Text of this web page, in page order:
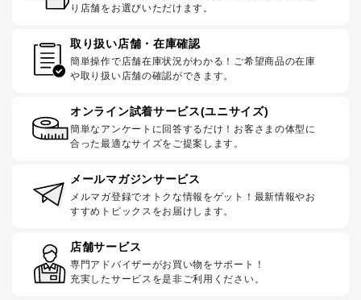
り店舗をお選びいただけます。
取り扱い店舗・在庫確認
簡単操作で店舗在庫状況がわかる！ご希望商品の在庫
や取り扱い店舗の確認ができます。
オンライン試着サービス(ユニサイズ)
簡単なアンケートに回答するだけ！お客さまの体型に
合った最適なサイズをご提案します。
メールマガジンサービス
メルマガ登録でオトクな情報をゲット！最新情報やお
すすめトピックスをお届けします。
店舗サービス
専門アドバイザーがお買い物をサポート！
充実したサービスを是非ご利用ください。